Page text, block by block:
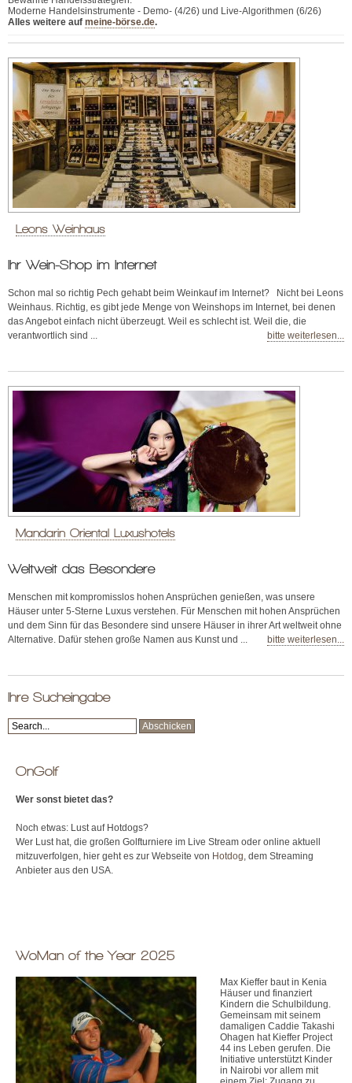
Moderne Handelsinstrumente - Demo- (4/26) und Live-Algorithmen (6/26)
Alles weitere auf meine-börse.de.
Leons Weinhaus
Ihr Wein-Shop im Internet
Schon mal so richtig Pech gehabt beim Weinkauf im Internet? Nicht bei Leons
Weinhaus. Richtig, es gibt jede Menge von Weinshops im Internet, bei denen
das Angebot einfach nicht überzeugt. Weil es schlecht ist. Weil die, die
verantwortlich sind ...
bitte weiterlesen...
Mandarin Oriental Luxushotels
Weltweit das Besondere
Menschen mit kompromisslos hohen Ansprüchen genießen, was unsere
Häuser unter 5-Sterne Luxus verstehen. Für Menschen mit hohen Ansprüchen
und dem Sinn für das Besondere sind unsere Häuser in ihrer Art weltweit ohne
Alternative. Dafür stehen große Namen aus Kunst und ...
bitte weiterlesen...
Ihre Sucheingabe
OnGolf
Wer sonst bietet das?
Noch etwas: Lust auf Hotdogs?
Wer Lust hat, die großen Golfturniere im Live Stream oder online aktuell
mitzuverfolgen, hier geht es zur Webseite von Hotdog , dem Streaming
Anbieter aus den USA.
WoMan of the Year 2025
Max Kieffer baut in Kenia
Häuser und finanziert
Kindern die Schulbildung.
Gemeinsam mit seinem
damaligen Caddie Takashi
Ohagen hat Kieffer Project
44 ins Leben gerufen. Die
Initiative unterstützt Kinder
in Nairobi vor allem mit